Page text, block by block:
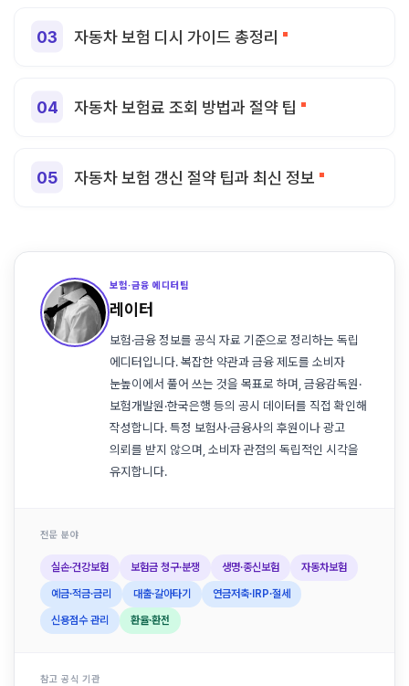
자동차 보험 디시 가이드 총정리
자동차 보험료 조회 방법과 절약 팁
자동차 보험 갱신 절약 팁과 최신 정보
보험·금융 에디터팀
레이터
보험·금융 정보를 공식 자료 기준으로 정리하는 독립
에디터입니다. 복잡한 약관과 금융 제도를 소비자
눈높이에서 풀어 쓰는 것을 목표로 하며, 금융감독원·
보험개발원·한국은행 등의 공시 데이터를 직접 확인해
작성합니다. 특정 보험사·금융사의 후원이나 광고
의뢰를 받지 않으며, 소비자 관점의 독립적인 시각을
유지합니다.
전문 분야
실손·건강보험 보험금 청구·분쟁 생명·종신보험 자동차보험
예금·적금·금리 대출·갈아타기 연금저축·IRP·절세
신용점수 관리 환율·환전
참고 공식 기관